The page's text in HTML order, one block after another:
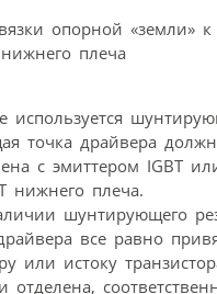
используется
точка драйвера
с эмиттером IGBT
нижнего плеча.
шунтирующего
все равно
или истоку
отделена,